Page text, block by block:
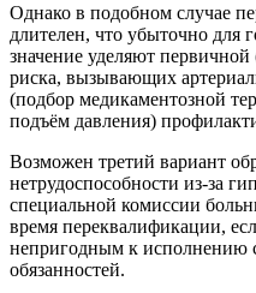
Однако в подобном случае
длителен, что убыточно для
значение уделяют
риска, вызывающих
(подбор медикаментозной
подъём давления)
Возможен третий вариант
нетрудоспособности из-за
специальной комиссии
время переквалификации,
непригодным к
обязанностей.